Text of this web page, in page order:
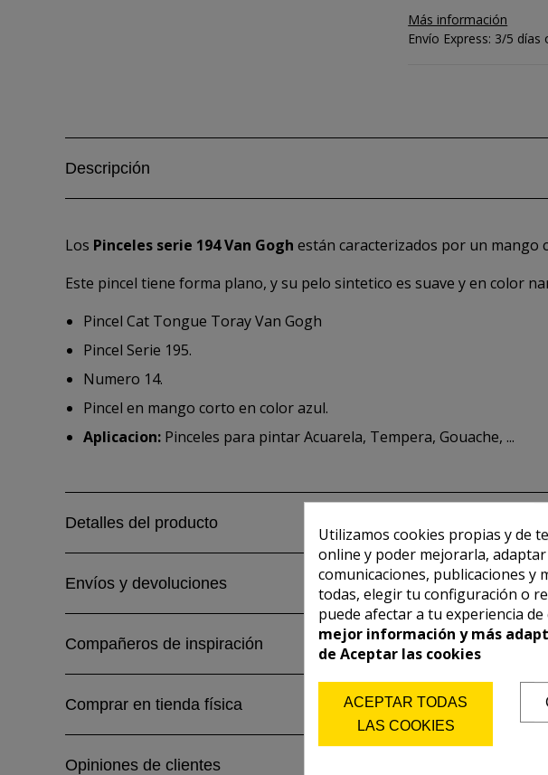
Más información
Envío Express: 3/5
Descripción
Los Pinceles serie 194 Van Gogh están caracterizados por un mango
Este pincel tiene forma plano, y su pelo sintetico es suave y en color
Pincel Cat Tongue Toray Van Gogh
Pincel Serie 195.
Numero 14.
Pincel en mango corto en color azul.
Aplicacion: Pinceles para pintar Acuarela, Tempera, Gouache, ...
Detalles del producto
Envíos y devoluciones
Compañeros de inspiración
Comprar en tienda física
Opiniones de clientes
Utilizamos cookies propias y de
online y poder mejorarla,
comunicaciones, publicaciones y
todas, elegir tu configuración o
puede afectar a tu experiencia
mejor información y más
de Aceptar las cookies
ACEPTAR TODAS
LAS COOKIES